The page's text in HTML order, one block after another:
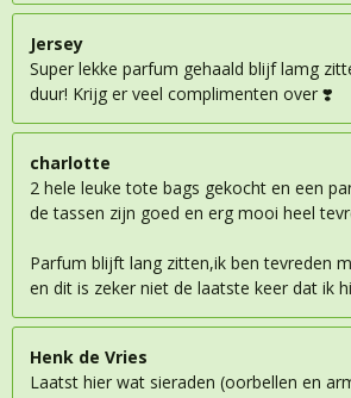
Jersey
Super lekke parfum gehaald blijf lamg
duur! Krijg er veel complimenten over ❣️
charlotte
2 hele leuke tote bags gekocht en een
de tassen zijn goed en erg mooi heel
Parfum blijft lang zitten,ik ben tevreden
en dit is zeker niet de laatste keer dat ik
Henk de Vries
Laatst hier wat sieraden (oorbellen en